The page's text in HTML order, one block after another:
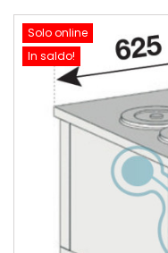
Solo online
In saldo!